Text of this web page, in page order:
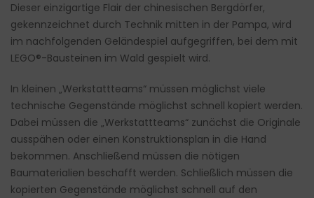
Dieser einzigartige Flair der chinesischen Bergdörfer,
gekennzeichnet durch Technik mitten in der Pampa, wird
im nachfolgenden Geländespiel aufgegriffen, bei dem mit
LEGO®-Bausteinen im Wald gespielt wird.
In kleinen „Werkstattteams“ müssen möglichst viele
technische Gegenstände möglichst schnell kopiert werden.
Dabei müssen die „Werkstattteams“ zunächst die Originale
ausspähen oder einen Konstruktionsplan in die Hand
bekommen. Anschließend müssen die nötigen
Baumaterialien beschafft werden. Schließlich müssen die
kopierten Gegenstände möglichst schnell auf den